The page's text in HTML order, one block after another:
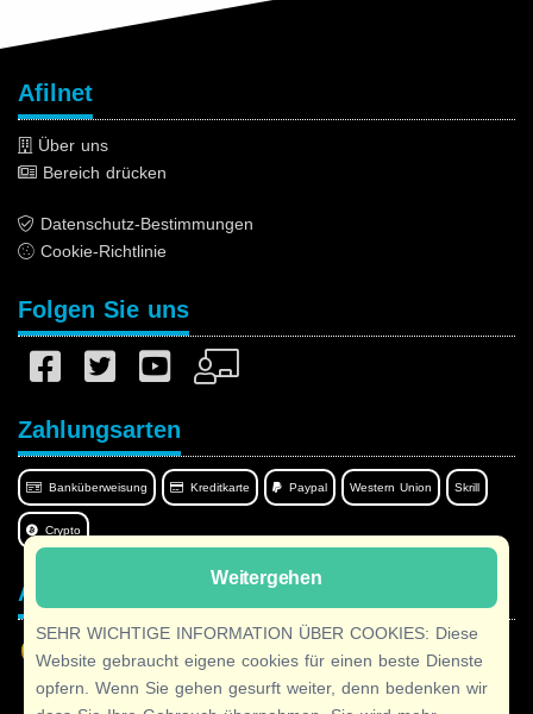
Weitergehen
SEHR WICHTIGE INFORMATION ÜBER COOKIES: Diese
Website gebraucht eigene cookies für einen beste Dienste
opfern. Wenn Sie gehen gesurft weiter, denn bedenken wir
Afilnet
Über uns
Bereich drücken
Datenschutz-Bestimmungen
Cookie-Richtlinie
Folgen Sie uns
Zahlungsarten
Banküberweisung Kreditkarte Paypal Western Union Skrill
Crypto
Afilnet in Ihrer Sprache